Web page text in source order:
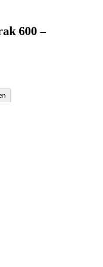
600 –